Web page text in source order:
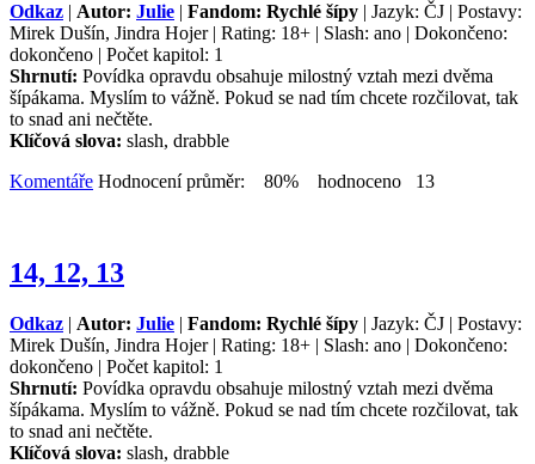
Odkaz | Autor: Julie | Fandom: Rychlé šípy | Jazyk: ČJ | Postavy:
Mirek Dušín, Jindra Hojer | Rating: 18+ | Slash: ano | Dokončeno:
dokončeno | Počet kapitol: 1
Shrnutí: Povídka opravdu obsahuje milostný vztah mezi dvěma
šípákama. Myslím to vážně. Pokud se nad tím chcete rozčilovat, tak
to snad ani nečtěte.
Klíčová slova: slash, drabble
Komentáře Hodnocení průměr: 80% hodnoceno 13
14, 12, 13
Odkaz | Autor: Julie | Fandom: Rychlé šípy | Jazyk: ČJ | Postavy:
Mirek Dušín, Jindra Hojer | Rating: 18+ | Slash: ano | Dokončeno:
dokončeno | Počet kapitol: 1
Shrnutí: Povídka opravdu obsahuje milostný vztah mezi dvěma
šípákama. Myslím to vážně. Pokud se nad tím chcete rozčilovat, tak
to snad ani nečtěte.
Klíčová slova: slash, drabble